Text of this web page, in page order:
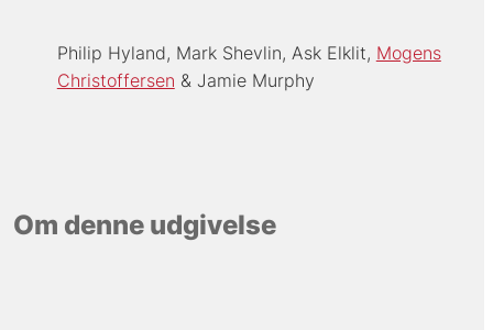
Philip Hyland Mark Shevlin Ask Elklit Mogens
Christoffersen
Jamie Murphy
Om denne udgivelse